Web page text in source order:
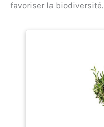
favoriser la biodiversité.